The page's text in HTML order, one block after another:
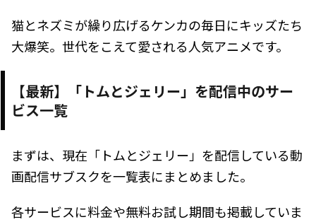
猫とネズミが繰り広げるケンカの毎日にキッズたち
大爆笑。世代をこえて愛される人気アニメです。
【最新】「トムとジェリー」を配信中のサー
ビス一覧
まずは、現在「トムとジェリー」を配信している動
画配信サブスクを一覧表にまとめました。
各サービスに料金や無料お試し期間も掲載していま